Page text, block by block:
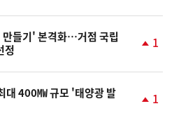
일
들기' 본격화…거점 국립
정
상
1
대 400㎿ 규모 '태양광 발
1